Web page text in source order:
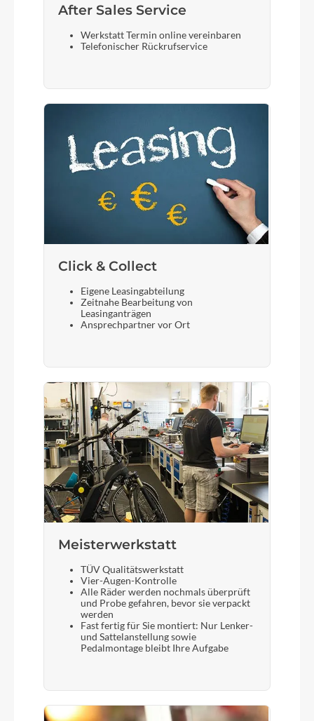
After Sales Service
Werkstatt Termin online vereinbaren
Telefonischer Rückrufservice
Click & Collect
Eigene Leasingabteilung
Zeitnahe Bearbeitung von
Leasinganträgen
Ansprechpartner vor Ort
Meisterwerkstatt
TÜV Qualitätswerkstatt
Vier-Augen-Kontrolle
Alle Räder werden nochmals überprüft
und Probe gefahren, bevor sie verpackt
werden
Fast fertig für Sie montiert: Nur Lenker-
und Sattelanstellung sowie
Pedalmontage bleibt Ihre Aufgabe